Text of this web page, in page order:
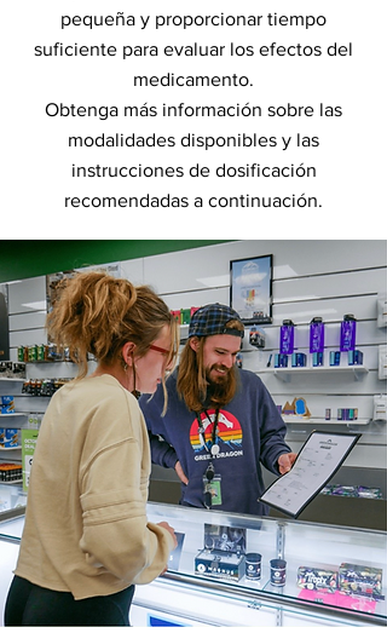
pequeña y proporcionar tiempo
suficiente para evaluar los efectos del
medicamento.
Obtenga más información sobre las
modalidades disponibles y las
instrucciones de dosificación
recomendadas a continuación.